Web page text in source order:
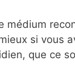
médium
si vous
que ce